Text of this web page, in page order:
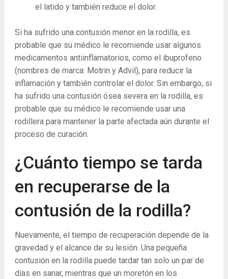
el latido y también reduce el dolor.
Si ha sufrido una contusión menor en la rodilla, es
probable que su médico le recomiende usar algunos
medicamentos antiinflamatorios, como el ibuprofeno
(nombres de marca: Motrin y Advil), para reducir la
inflamación y también controlar el dolor. Sin embargo, si
ha sufrido una contusión ósea severa en la rodilla, es
probable que su médico le recomiende usar una
rodillera para mantener la parte afectada aún durante el
proceso de curación.
¿Cuánto tiempo se tarda
en recuperarse de la
contusión de la rodilla?
Nuevamente, el tiempo de recuperación depende de la
gravedad y el alcance de su lesión. Una pequeña
contusión en la rodilla puede tardar tan solo un par de
días en sanar, mientras que un moretón en los